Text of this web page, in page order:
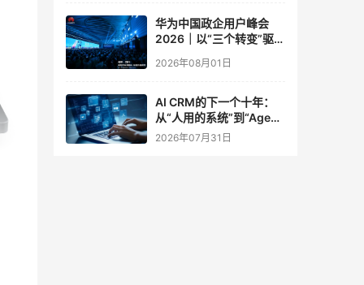
华为中国政企用户峰会
2026｜以“三个转变”驱动
2026年08月01日
AI CRM的下一个十年：
从“人用的系统”到“Agent
调用的底座”
2026年07月31日